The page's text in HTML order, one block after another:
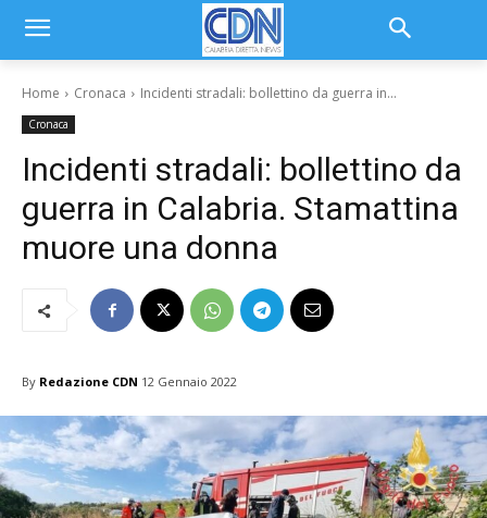
Home Cronaca Incidenti stradali: bollettino da guerra in...
Cronaca
Incidenti stradali: bollettino da
guerra in Calabria. Stamattina
muore una donna
By Redazione CDN 12 Gennaio 2022